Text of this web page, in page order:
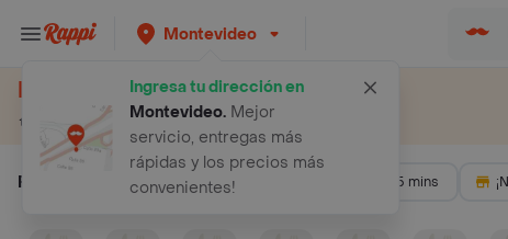
Montevideo
Ingresa tu dirección en
Montevideo. Mejor
servicio, entregas más
rápidas y los precios más
convenientes!
Restaurantes cerca de mí
Rappi Restaurantes cerca de mí
Filtrar por: Promos 35 mins